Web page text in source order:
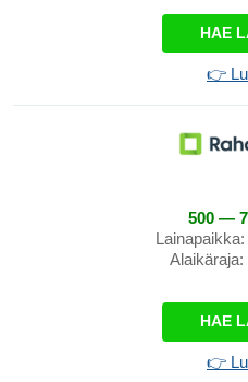
HAE
👉
500 —
Lainapaikka:
Alaikäraja:
HAE
👉